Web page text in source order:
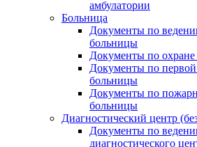
амбулатории
Больница
Документы по
больницы
Документы по
Документы по
больницы
Документы по
больницы
Диагностический центр
Документы по
диагностического